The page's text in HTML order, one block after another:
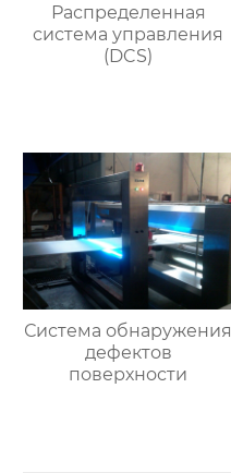
Распределенная
система управления
(DCS)
Система обнаружения
дефектов
поверхности